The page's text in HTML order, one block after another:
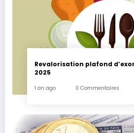
Revalorisation plafond
2025
1 an ago 0 Commentaires